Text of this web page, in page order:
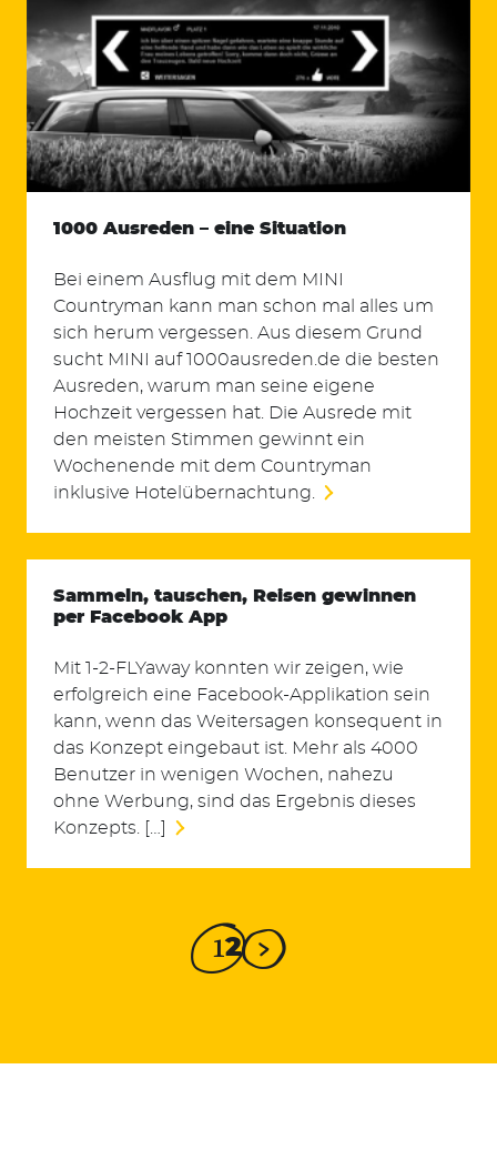
1000 Ausreden – eine Situation
Bei einem Ausflug mit dem MINI
Countryman kann man schon mal alles um
sich herum vergessen. Aus diesem Grund
sucht MINI auf 1000ausreden.de die besten
Ausreden, warum man seine eigene
Hochzeit vergessen hat. Die Ausrede mit
den meisten Stimmen gewinnt ein
Wochenende mit dem Countryman
inklusive Hotelübernachtung.
Sammeln, tauschen, Reisen gewinnen
per Facebook App
Mit 1-2-FLYaway konnten wir zeigen, wie
erfolgreich eine Facebook-Applikation sein
kann, wenn das Weitersagen konsequent in
das Konzept eingebaut ist. Mehr als 4000
Benutzer in wenigen Wochen, nahezu
ohne Werbung, sind das Ergebnis dieses
Konzepts. […]
12